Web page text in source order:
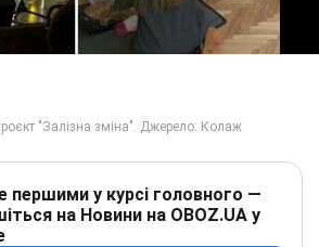
першими у курсі головного —
на Новини на OBOZ.UA у